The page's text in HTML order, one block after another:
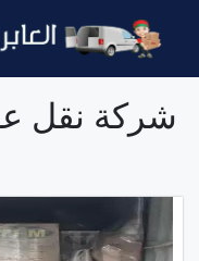
المحتوى
شركة نقل